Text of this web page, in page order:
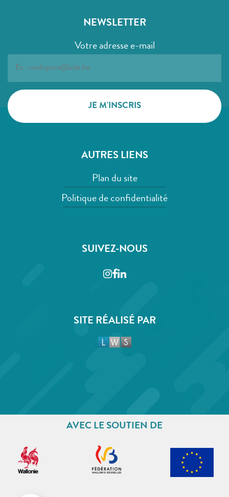
NEWSLETTER
Votre adresse e-mail
AUTRES LIENS
Plan du site
Politique de confidentialité
SUIVEZ-NOUS
Instagram
Facebook
LinkedIn
SITE RÉALISÉ PAR
AVEC LE SOUTIEN DE